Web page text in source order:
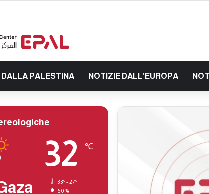
DALLA PALESTINA NOTIZIE DALL’EUROPA
32 ℃
33º - 27º
60%